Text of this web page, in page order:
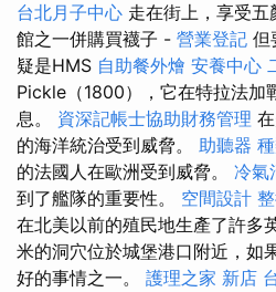
台北月子中心 走在街上，享受
館之一併購買襪子 - 營業登記 但
疑是HMS 自助餐外燴 安養中心
Pickle（1800），它在特拉法加
息。 資深記帳士協助財務管理
的海洋統治受到威脅。 助聽器
的法國人在歐洲受到威脅。 冷氣
到了艦隊的重要性。 空間設計
在北美以前的殖民地生產了許多
米的洞穴位於城堡港口附近，如
好的事情之一。 護理之家 新店